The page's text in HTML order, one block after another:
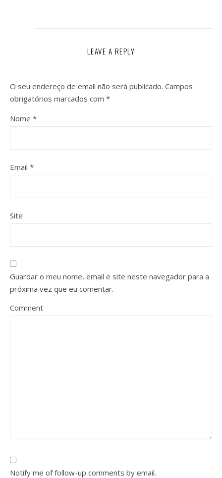
LEAVE A REPLY
O seu endereço de email não será publicado. Campos
obrigatórios marcados com *
Nome *
Email *
Site
Guardar o meu nome, email e site neste navegador para a
próxima vez que eu comentar.
Comment
Notify me of follow-up comments by email.